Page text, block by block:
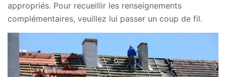
appropriés. Pour recueillir les renseignements
complémentaires, veuillez lui passer un coup de fil.